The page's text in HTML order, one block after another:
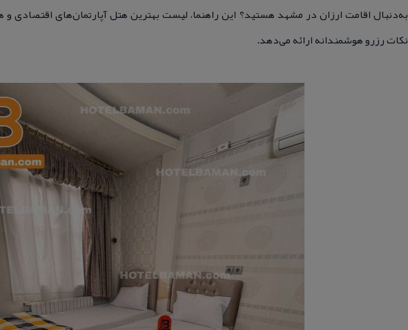
به‌دنبال اقامت ارزان در مشهد هستید؟ این راهنما، لیست بهترین هتل آپارتمان‌های
نكات رزرو هوشمندانه ارائه می‌دهد.